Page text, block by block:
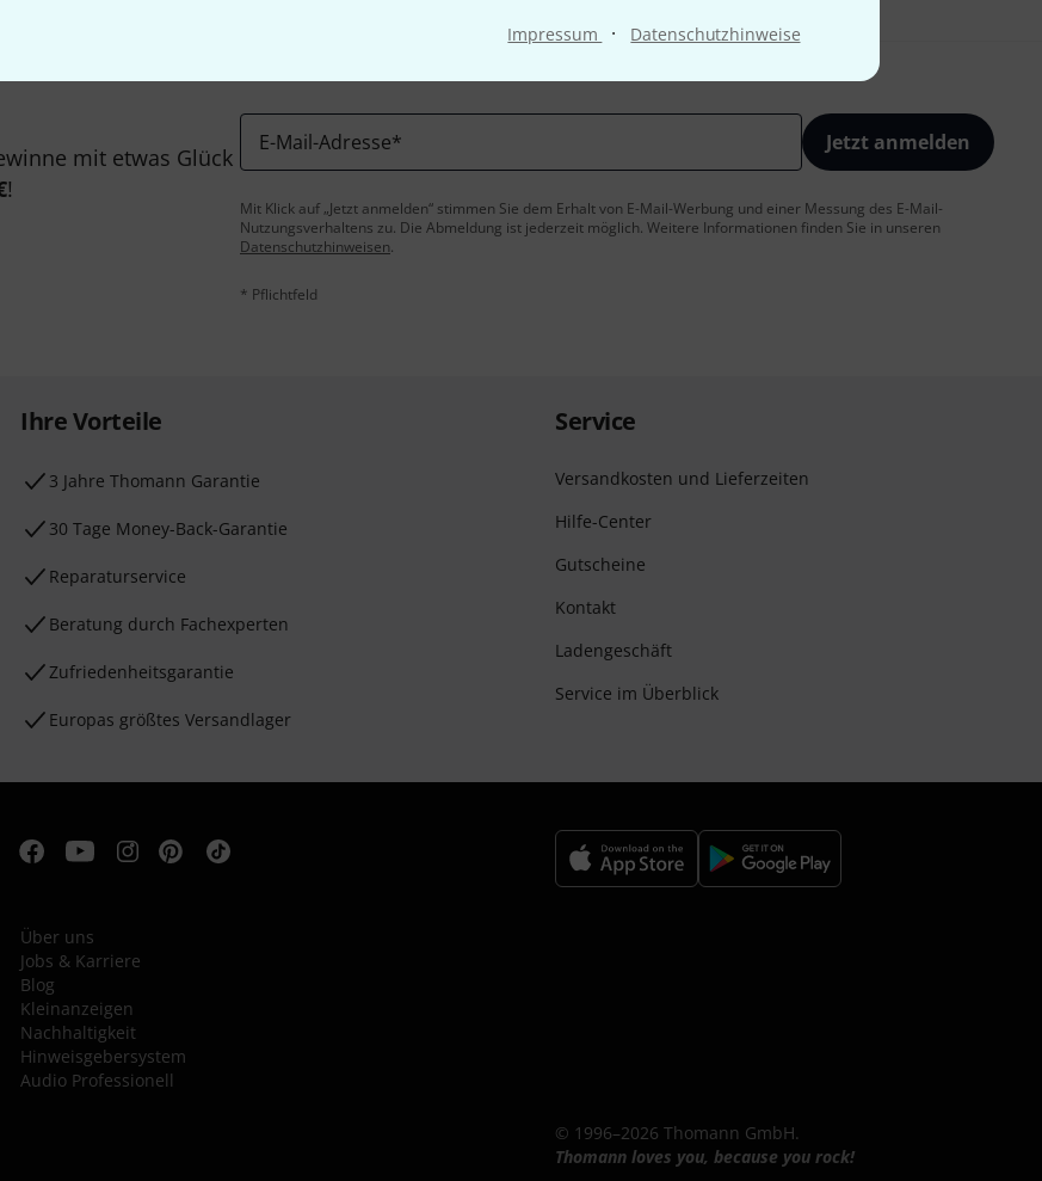
Impressum · Datenschutzhinweise
mit etwas Glück
!
E-Mail-Adresse* Jetzt anmelden
Mit Klick auf „Jetzt anmelden“ stimmen Sie dem Erhalt von E-Mail-Werbung und einer Messung des E-Mail-
Nutzungsverhaltens zu. Die Abmeldung ist jederzeit möglich. Weitere Informationen finden Sie in unseren
Datenschutzhinweisen.
* Pflichtfeld
Ihre Vorteile
3 Jahre Thomann Garantie
30 Tage Money-Back-Garantie
Reparaturservice
Beratung durch Fachexperten
Zufriedenheitsgarantie
Europas größtes Versandlager
Service
Versandkosten und Lieferzeiten
Hilfe-Center
Gutscheine
Kontakt
Ladengeschäft
Service im Überblick
Über uns
Jobs & Karriere
Blog
Kleinanzeigen
Nachhaltigkeit
Hinweisgebersystem
Audio Professionell
© 1996–2026 Thomann GmbH.
Thomann loves you, because you rock!